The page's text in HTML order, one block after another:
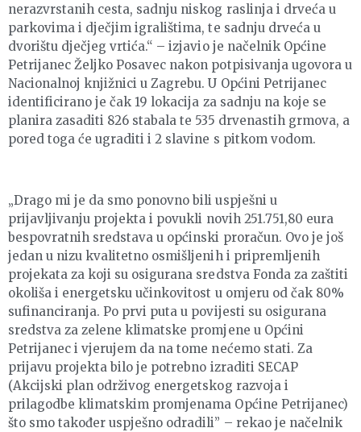
nerazvrstanih cesta, sadnju niskog raslinja i drveća u
parkovima i dječjim igralištima, te sadnju drveća u
dvorištu dječjeg vrtića.“ – izjavio je načelnik Općine
Petrijanec Željko Posavec nakon potpisivanja ugovora u
Nacionalnoj knjižnici u Zagrebu. U Općini Petrijanec
identificirano je čak 19 lokacija za sadnju na koje se
planira zasaditi 826 stabala te 535 drvenastih grmova, a
pored toga će ugraditi i 2 slavine s pitkom vodom.
„Drago mi je da smo ponovno bili uspješni u
prijavljivanju projekta i povukli novih 251.751,80 eura
bespovratnih sredstava u općinski proračun. Ovo je još
jedan u nizu kvalitetno osmišljenih i pripremljenih
projekata za koji su osigurana sredstva Fonda za zaštiti
okoliša i energetsku učinkovitost u omjeru od čak 80%
sufinanciranja. Po prvi puta u povijesti su osigurana
sredstva za zelene klimatske promjene u Općini
Petrijanec i vjerujem da na tome nećemo stati. Za
prijavu projekta bilo je potrebno izraditi SECAP
(Akcijski plan održivog energetskog razvoja i
prilagodbe klimatskim promjenama Općine Petrijanec)
što smo također uspješno odradili” – rekao je načelnik